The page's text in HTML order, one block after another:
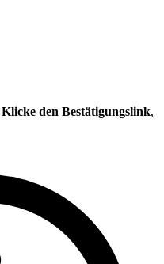
Klicke den Bestätigungslink,